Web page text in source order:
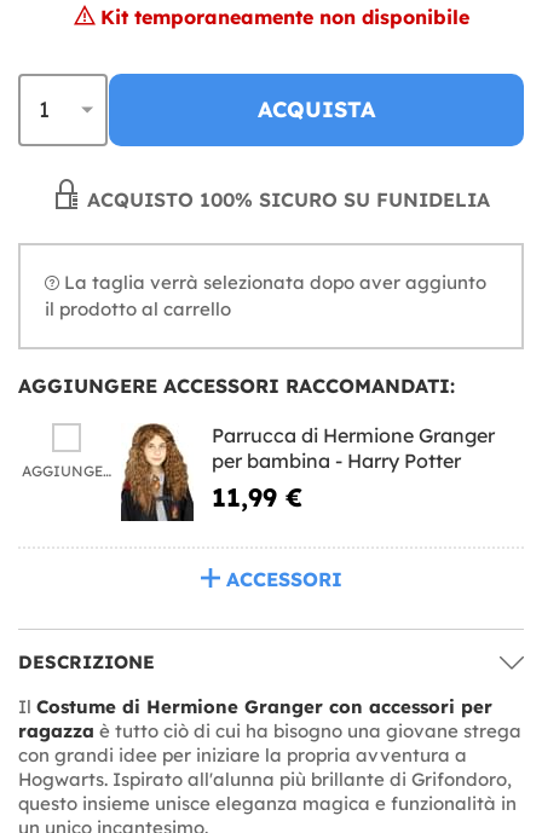
Kit temporaneamente non disponibile
ACQUISTA
ACQUISTO 100% SICURO SU FUNIDELIA
La taglia verrà selezionata dopo aver aggiunto
il prodotto al carrello
AGGIUNGERE ACCESSORI RACCOMANDATI:
AGGIUNGERE
Parrucca di Hermione Granger
per bambina - Harry Potter
11,99 €
ACCESSORI
DESCRIZIONE
Il Costume di Hermione Granger con accessori per
ragazza è tutto ciò di cui ha bisogno una giovane strega
con grandi idee per iniziare la propria avventura a
Hogwarts. Ispirato all'alunna più brillante di Grifondoro,
questo insieme unisce eleganza magica e funzionalità in
un unico incantesimo.